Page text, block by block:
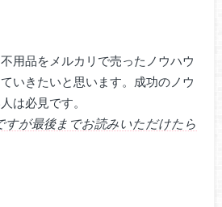
用品をメルカリで売ったノウハウ
いきたいと思います。成功のノウ
は必見です。
が最後までお読みいただけたら